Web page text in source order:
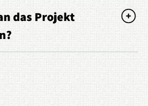
das Projekt